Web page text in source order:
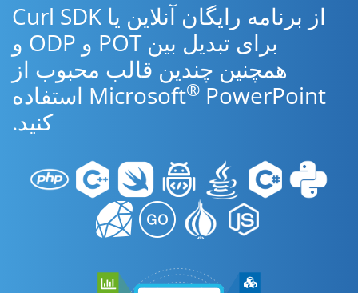
از برنامه رایگان آنلاین یا Curl SDK
برای تبدیل بین POT و ODP و
همچنین چندین قالب محبوب از
Microsoft®
PowerPoint استفاده
کنید.